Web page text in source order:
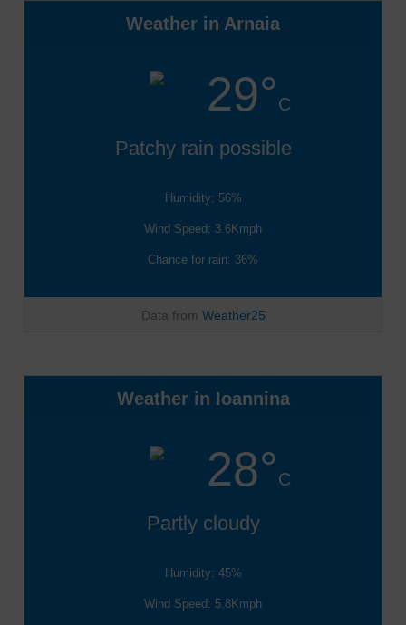
Weather in Arnaia
29°C
Patchy rain possible
Humidity: 56%
Wind Speed: 3.6Kmph
Chance for rain: 36%
Data from Weather25
Weather in Ioannina
28°C
Partly cloudy
Humidity: 45%
Wind Speed: 5.8Kmph